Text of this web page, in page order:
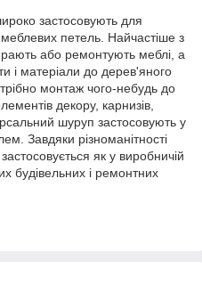
застосовують для
петель. Найчастіше з
або ремонтують меблі, а
і матеріали до дерев'яного
монтаж чого-небудь до
декору, карнизів,
шуруп застосовують у
Завдяки різноманітності
як у виробничій
будівельних і ремонтних